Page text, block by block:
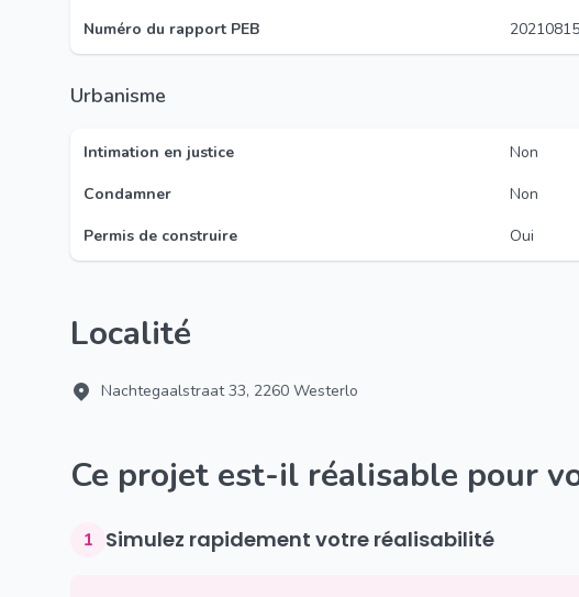
Numéro du rapport PEB
Urbanisme
Intimation en justice
Non
Condamner
Non
Permis de construire
Oui
Localité
Nachtegaalstraat 33, 2260 Westerlo
Ce projet est-il réalisable pour
1 Simulez rapidement votre réalisabilité